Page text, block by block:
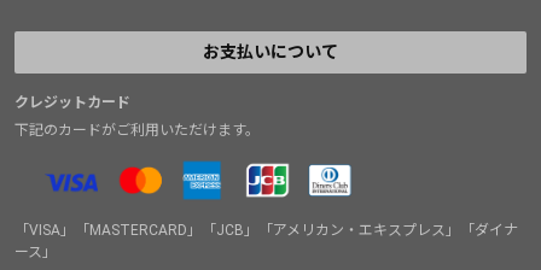
お支払いについて
クレジットカード
下記のカードがご利用いただけます。
「VISA」「MASTERCARD」「JCB」「アメリカン・エキスプレス」「ダイナ
ース」